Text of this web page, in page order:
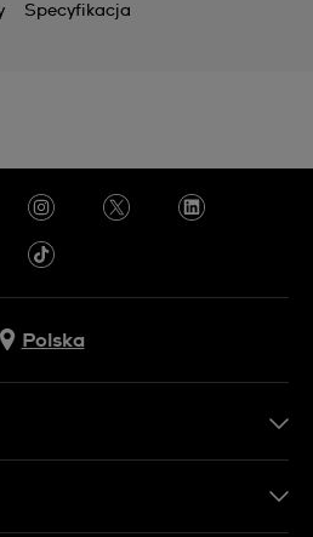
Specyfikacja
Polska